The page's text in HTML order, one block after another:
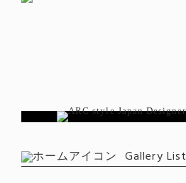
Gallery List